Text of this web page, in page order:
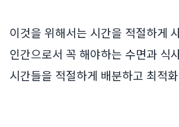
이것을 위해서는 시간을 적절하게
인간으로서 꼭 해야하는 수면과 식
시간들을 적절하게 배분하고 최적